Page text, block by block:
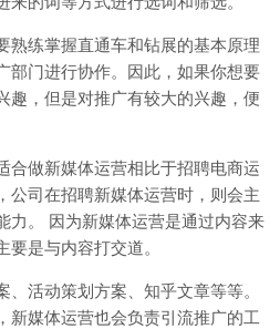
熟练掌握直通车和钻展的基本原理
部门进行协作。因此，如果你想要
趣，但是对推广有较大的兴趣，便
合做新媒体运营相比于招聘电商运
公司在招聘新媒体运营时，则会主
力。 因为新媒体运营是通过内容来
要是与内容打交道。
活动策划方案、知乎文章等等。
新媒体运营也会负责引流推广的工